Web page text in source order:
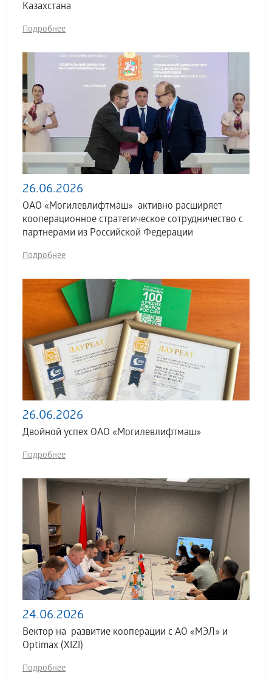
Казахстана
Подробнее
26.06.2026
ОАО «Могилевлифтмаш» активно расширяет
кооперационное стратегическое сотрудничество с
партнерами из Российской Федерации
Подробнее
26.06.2026
Двойной успех ОАО «Могилевлифтмаш»
Подробнее
24.06.2026
Вектор на развитие кооперации с АО «МЭЛ» и
Optimax (XIZI)
Подробнее